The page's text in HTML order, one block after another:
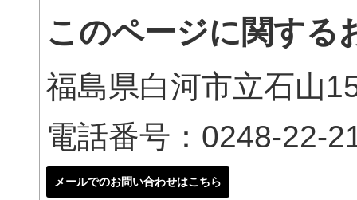
このページに関する
福島県白河市立石山
電話番号：0248-22-
メールでのお問い合わせはこちら